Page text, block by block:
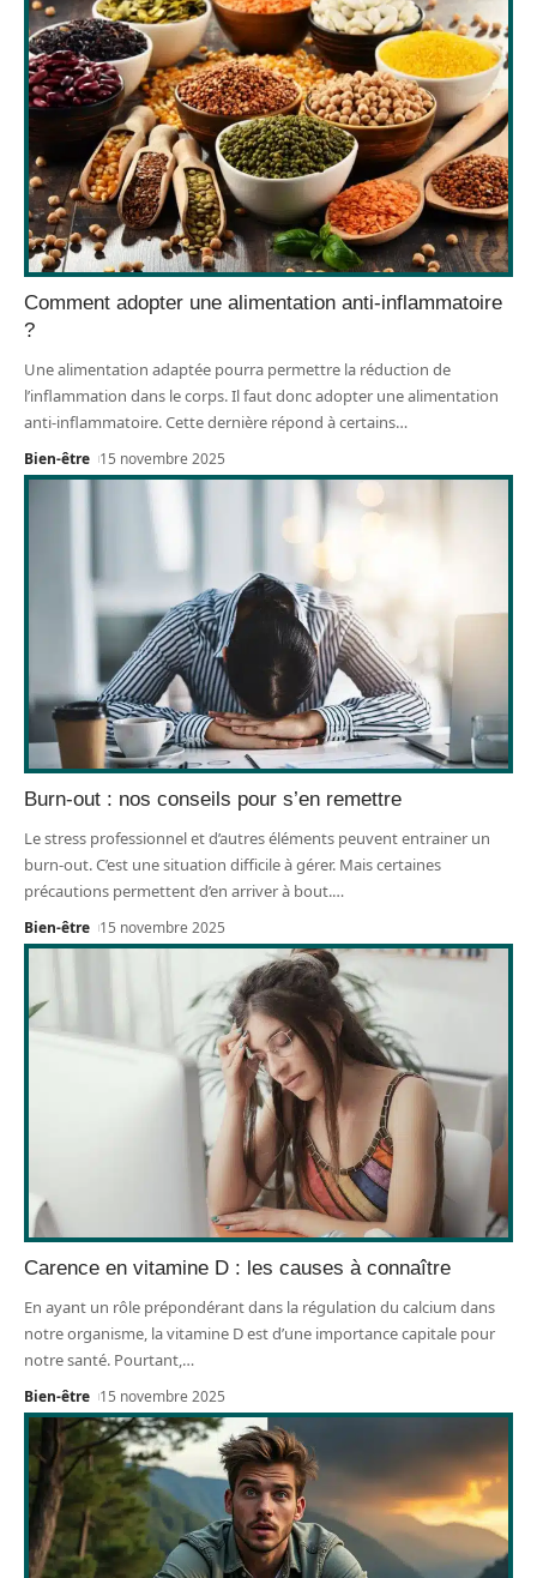
Comment adopter une alimentation anti-inflammatoire
?
Une alimentation adaptée pourra permettre la réduction de
l’inflammation dans le corps. Il faut donc adopter une alimentation
anti-inflammatoire. Cette dernière répond à certains…
Bien-être 15 novembre 2025
Burn-out : nos conseils pour s’en remettre
Le stress professionnel et d’autres éléments peuvent entrainer un
burn-out. C’est une situation difficile à gérer. Mais certaines
précautions permettent d’en arriver à bout.…
Bien-être 15 novembre 2025
Carence en vitamine D : les causes à connaître
En ayant un rôle prépondérant dans la régulation du calcium dans
notre organisme, la vitamine D est d’une importance capitale pour
notre santé. Pourtant,…
Bien-être 15 novembre 2025